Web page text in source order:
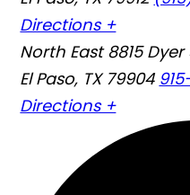
Directions +
North East 8815
El Paso, TX 79904
Directions +